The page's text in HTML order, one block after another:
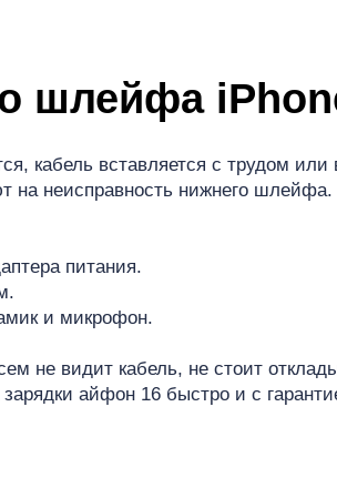
шлейфа
кабель вставляется с трудом
на неисправность нижнего шлейфа.
питания.
и микрофон.
не видит кабель, не стоит
айфон 16 быстро и с